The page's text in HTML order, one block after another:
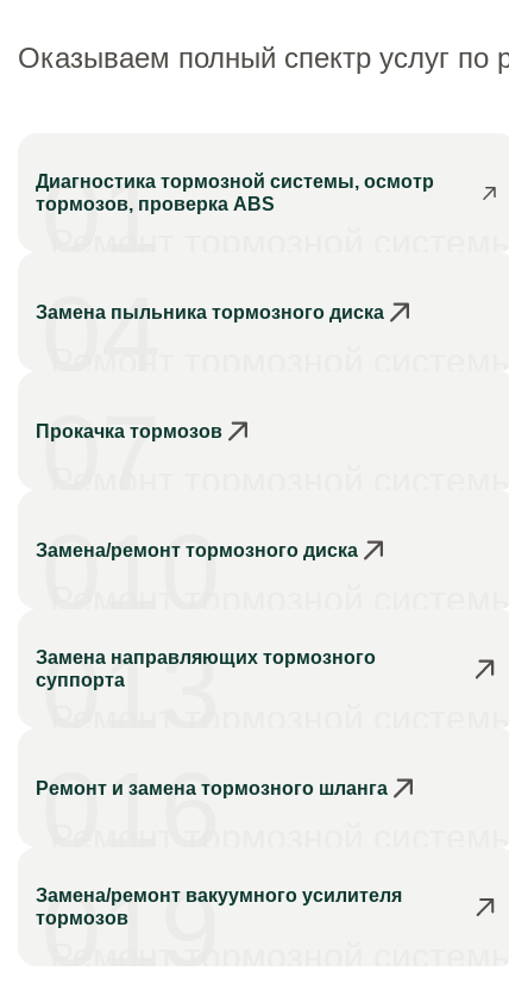
Оказываем полный спектр услуг
01
Диагностика тормозной системы, осмотр
тормозов, проверка ABS
04
Замена пыльника тормозного диска
07
Прокачка тормозов
010
Замена/ремонт тормозного диска
013
Замена направляющих тормозного
суппорта
016
Ремонт и замена тормозного шланга
019
Ремонт тормозной системы
Замена/ремонт вакуумного усилителя
тормозов